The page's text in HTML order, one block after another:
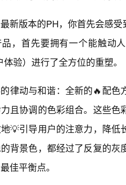
新版本的PH，你首先会感
，首先要拥有一个能触动
验）进行了全方位的重塑。
律动与和谐：全新的🔥配色
且协调的色彩组合。这些
💡引导用户的注意力，降
背景色，都经过了反复的
佳平衡点。